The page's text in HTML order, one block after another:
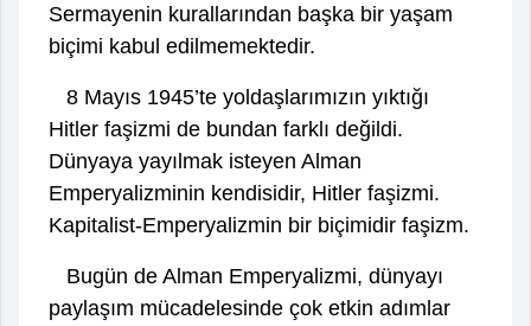
Sermayenin kurallarından başka bir yaşam
biçimi kabul edilmemektedir.
8 Mayıs 1945’te yoldaşlarımızın yıktığı
Hitler faşizmi de bundan farklı değildi.
Dünyaya yayılmak isteyen Alman
Emperyalizminin kendisidir, Hitler faşizmi.
Kapitalist-Emperyalizmin bir biçimidir faşizm.
Bugün de Alman Emperyalizmi, dünyayı
paylaşım mücadelesinde çok etkin adımlar